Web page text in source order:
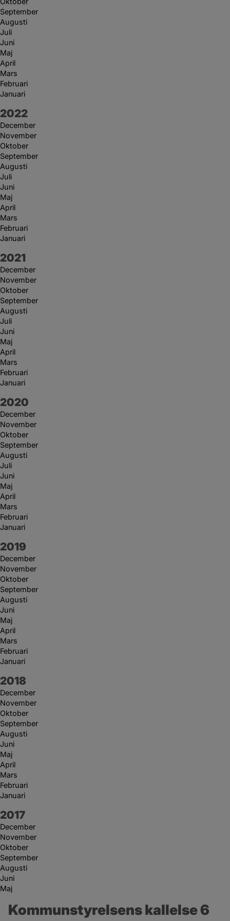
September
Augusti
Juli
Juni
Maj
April
Mars
Februari
Januari
År:
2022
December
November
Oktober
September
Augusti
Juli
Juni
Maj
April
Mars
Februari
Januari
År:
2021
December
November
Oktober
September
Augusti
Juli
Juni
Maj
April
Mars
Februari
Januari
År:
2020
December
November
Oktober
September
Augusti
Juli
Juni
Maj
April
Mars
Februari
Januari
År:
2019
December
November
Oktober
September
Augusti
Juni
Maj
April
Mars
Februari
Januari
År:
2018
December
November
Oktober
September
Augusti
Juni
Maj
April
Mars
Februari
Januari
År:
2017
December
November
Oktober
September
Augusti
Juni
Maj
Kommunstyrelsens kallelse 6